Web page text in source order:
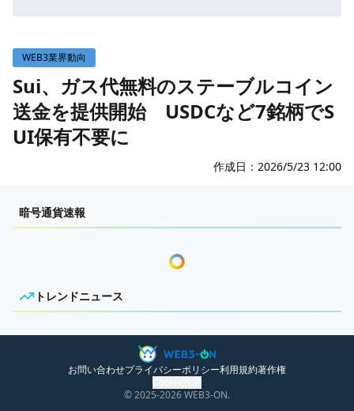
インタビュー/WEB3
WEB3イベント
GAME
ゲームニュース
インタビュー/GAME
ECONOMY
トレンドニュース
WEB3業界動向
Sui、ガス代無料のステーブルコイン
送金を提供開始 USDCなど7銘柄でS
UI保有不要に
作成日： 2026/5/23 12:00
センチメンタルな岩狸
暗号通貨速報
トレンドニュース
ニュースがありません。
お問い合わせプライバシーポリシー利用規約著作権
© 2025-2026WEB3-ON.